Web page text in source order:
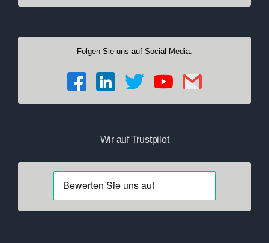
Folgen Sie uns auf Social Media:
Wir auf Trustpilot